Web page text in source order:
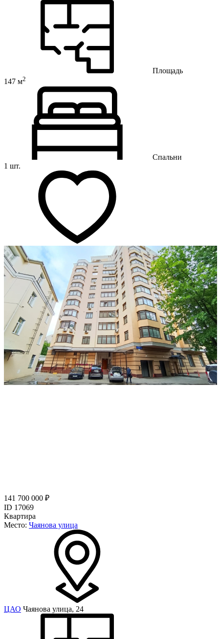
Площадь
147 м2
Спальни
1 шт.
141 700 000 ₽
ID 17069
Квартира
Место: Чаянова улица
ЦАО Чаянова улица, 24